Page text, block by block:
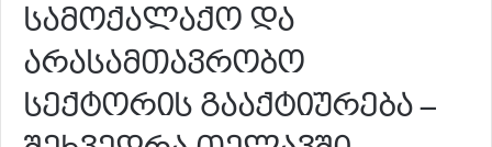
სამოქალაქო და
არასამთავრობო
სექტორის გააქტიურება –